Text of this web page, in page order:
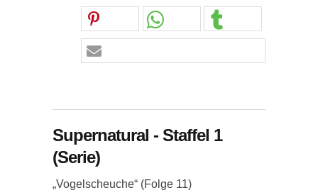
Supernatural - Staffel 1
(Serie)
„Vogelscheuche“ (Folge 11)